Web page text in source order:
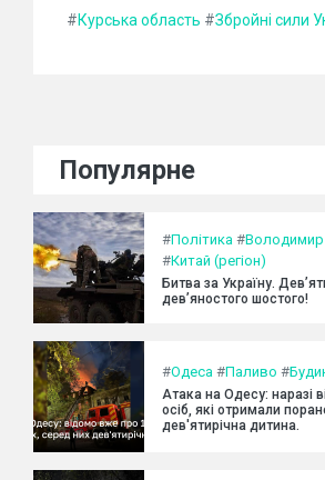
#Курська область #Збройні сили
Популярне
#Політика #Володимир
#Китай (регіон)
Битва за Україну.
дев’яностого шостого!
#Одеса #Паливо #
Атака на Одесу: наразі
осіб, які отримали
дев'ятирічна дитина.